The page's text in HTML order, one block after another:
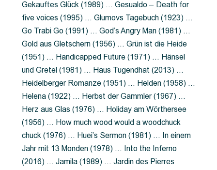
Gekauftes Glück (1989) … Gesualdo – Death for
five voices (1995) … Glumovs Tagebuch (1923) …
Go Trabi Go (1991) … God’s Angry Man (1981) …
Gold aus Gletschern (1956) … Grün ist die Heide
(1951) … Handicapped Future (1971) … Hänsel
und Gretel (1981) … Haus Tugendhat (2013) …
Heidelberger Romanze (1951) … Helden (1958) …
Helena (1922) … Herbst der Gammler (1967) …
Herz aus Glas (1976) … Holiday am Wörthersee
(1956) … How much wood would a woodchuck
chuck (1976) … Huei’s Sermon (1981) … In einem
Jahr mit 13 Monden (1978) … Into the Inferno
(2016) … Jamila (1989) … Jardin des Pierres